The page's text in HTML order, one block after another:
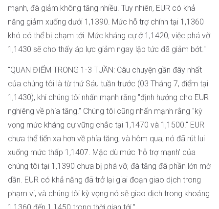
mạnh, đà giảm không tăng nhiều. Tuy nhiên, EUR có khả
năng giảm xuống dưới 1,1390. Mức hỗ trợ chính tại 1,1360
khó có thể bị chạm tới. Mức kháng cự ở 1,1420; việc phá vỡ
1,1430 sẽ cho thấy áp lực giảm ngay lập tức đã giảm bớt."
"QUAN ĐIỂM TRONG 1-3 TUẦN: Câu chuyện gần đây nhất
của chúng tôi là từ thứ Sáu tuần trước (03 Tháng 7, điểm tại
1,1430), khi chúng tôi nhấn mạnh rằng "định hướng cho EUR
nghiêng về phía tăng." Chúng tôi cũng nhấn mạnh rằng "kỳ
vọng mức kháng cự vững chắc tại 1,1470 và 1,1500." EUR
chưa thể tiến xa hơn về phía tăng, và hôm qua, nó đã rút lui
xuống mức thấp 1,1407. Mặc dù mức ‘hỗ trợ mạnh’ của
chúng tôi tại 1,1390 chưa bị phá vỡ, đà tăng đã phần lớn mờ
dần. EUR có khả năng đã trở lại giai đoạn giao dịch trong
phạm vi, và chúng tôi kỳ vọng nó sẽ giao dịch trong khoảng